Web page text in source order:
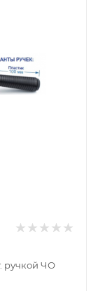
ручкой ЧО